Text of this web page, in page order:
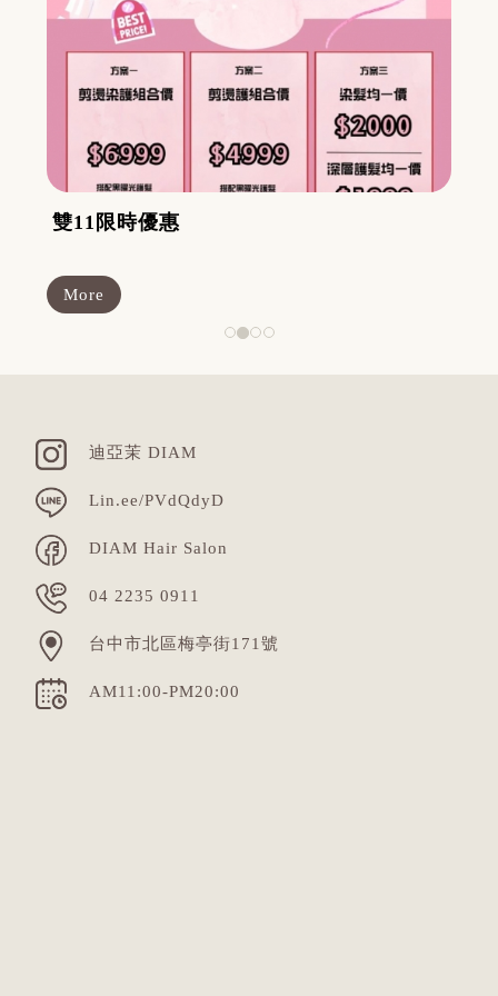
雙11限時優惠
More
迪亞茉 DIAM
Lin.ee/PVdQdyD
DIAM Hair Salon
04 2235 0911
台中市北區梅亭街171號
AM11:00-PM20:00